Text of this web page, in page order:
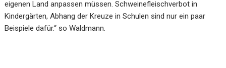
eigenen Land anpassen müssen. Schweinefleischverbot in
Kindergärten, Abhang der Kreuze in Schulen sind nur ein paar
Beispiele dafür.“ so Waldmann.